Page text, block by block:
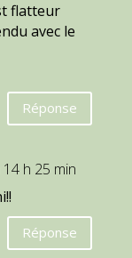
flatteur
avec le
Réponse
h 25 min
Réponse